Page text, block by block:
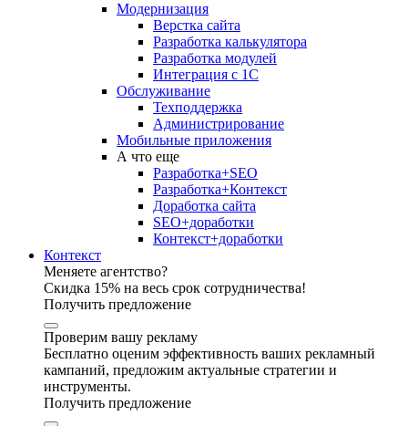
Модернизация
Верстка сайта
Разработка калькулятора
Разработка модулей
Интеграция с 1С
Обслуживание
Техподдержка
Администрирование
Мобильные приложения
А что еще
Разработка+SEO
Разработка+Контекст
Доработка сайта
SEO+доработки
Контекст+доработки
Контекст
Меняете агентство?
Скидка 15% на весь срок сотрудничества!
Получить предложение
Проверим вашу рекламу
Бесплатно оценим эффективность ваших рекламный
кампаний, предложим актуальные стратегии и
инструменты.
Получить предложение